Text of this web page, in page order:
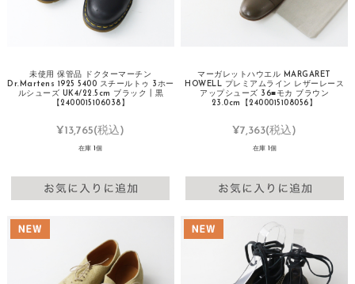
未使用 保管品 ドクターマーチン
Dr.Martens 1925 5400 スチールトゥ 3ホー
ルシューズ UK4/22.5cm ブラック┃黒
【2400015106038】
¥13,765(税込)
在庫 1個
マーガレットハウエル MARGARET
HOWELL プレミアムライン レザーレース
アップシューズ 36■モカ ブラウン
23.0cm【2400015108056】
¥7,363(税込)
在庫 1個